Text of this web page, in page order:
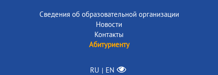
Сведения об образовательной организации
Новости
Контакты
Абитуриенту
RU | EN